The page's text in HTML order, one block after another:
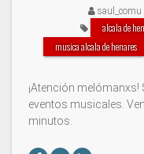
saul_comu
alcala de
musica alcala de henares
¡Atención melómanxs!
eventos musicales.
minutos.